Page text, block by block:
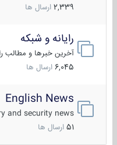
2,339 ارسال ها
رایانه و شبکه
آخرین خبرها و مطالب
6,045 ارسال ها
English News
and security news
51 ارسال ها